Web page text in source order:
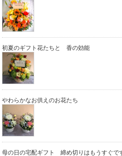
初夏のギフト花たちと 香の効能
やわらかなお供えのお花たち
母の日の宅配ギフト 締め切りはもうすぐで